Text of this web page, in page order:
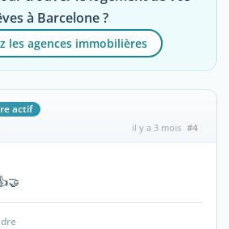
à Barcelone ?
les agences immobilières
actif
il y a 3 mois #4